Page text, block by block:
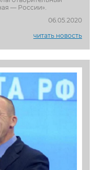
— России».
06.05.2020
читать новость